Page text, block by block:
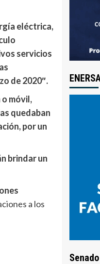
eléctrica,
servicios
de 2020″.
móvil,
quedaban
por un
brindar un
a los